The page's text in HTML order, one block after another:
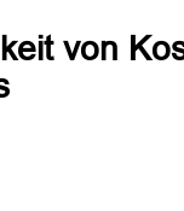
der
Erstattungsfähigkeit
von